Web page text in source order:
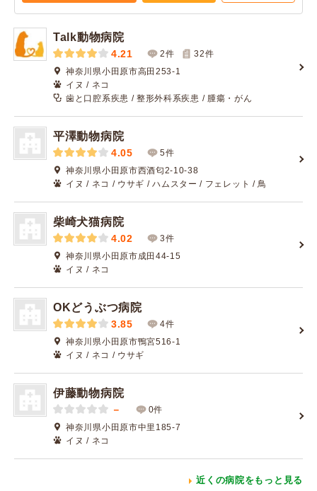
Talk動物病院
4.21 2件 32件
神奈川県小田原市高田253-1
イヌ / ネコ
歯と口腔系疾患 / 整形外科系疾患 / 腫瘍・がん
平澤動物病院
4.05
5件
神奈川県小田原市西酒匂2-10-38
イヌ / ネコ / ウサギ / ハムスター / フェレット / 鳥
柴崎犬猫病院
4.02
3件
神奈川県小田原市成田44-15
イヌ / ネコ
OKどうぶつ病院
3.85
4件
神奈川県小田原市鴨宮516-1
イヌ / ネコ / ウサギ
伊藤動物病院
－
0件
神奈川県小田原市中里185-7
イヌ / ネコ
近くの病院をもっと見る